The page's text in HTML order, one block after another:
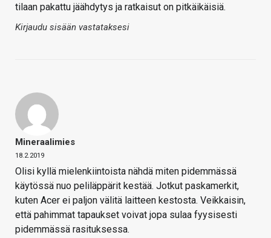
tilaan pakattu jäähdytys ja ratkaisut on pitkäikäisiä.
Kirjaudu sisään vastataksesi
Mineraalimies
18.2.2019
Olisi kyllä mielenkiintoista nähdä miten pidemmässä
käytössä nuo peliläppärit kestää. Jotkut paskamerkit,
kuten Acer ei paljon välitä laitteen kestosta. Veikkaisin,
että pahimmat tapaukset voivat jopa sulaa fyysisesti
pidemmässä rasituksessa.